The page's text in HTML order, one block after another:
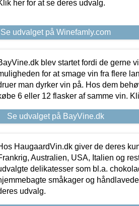
her for at se deres udvalg.
Se udvalget på Winefamly.com
blev startet fordi de gerne
for at smage vin fra flere
man dyrker vin på. Hos dem
6 eller 12 flasker af samme vin.
Se udvalget på BayVine.dk
HaugaardVin.dk giver de deres
Australien, USA, Italien og
delikatesser som bl.a.
småkager og
udvalg.